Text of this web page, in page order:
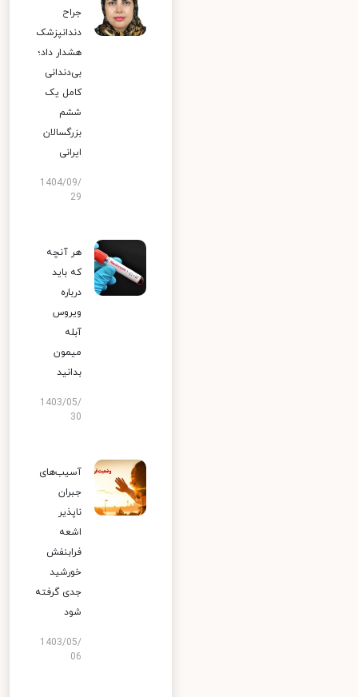
جراح
دندانپزشک
هشدار داد؛
بی‌دندانی
کامل یک
ششم
بزرگسالان
ایرانی
1404/09/
29
هر آنچه
که باید
درباره
ویروس
آبله
میمون
بدانید
1403/05/
30
آسیب‌های
جبران
ناپذیر
اشعه
فرابنفش
خورشید
جدی گرفته
شود
1403/05/
06